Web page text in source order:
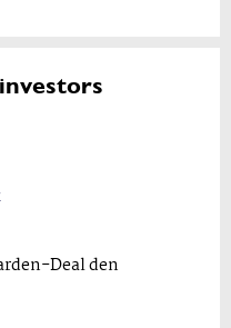
Deal den